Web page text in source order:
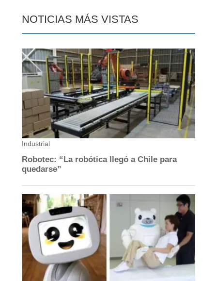
NOTICIAS MÁS VISTAS